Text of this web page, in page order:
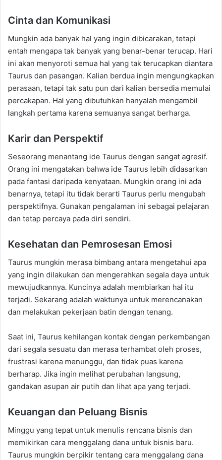
Cinta dan Komunikasi
Mungkin ada banyak hal yang ingin dibicarakan, tetapi
entah mengapa tak banyak yang benar-benar terucap. Hari
ini akan menyoroti semua hal yang tak terucapkan diantara
Taurus dan pasangan. Kalian berdua ingin mengungkapkan
perasaan, tetapi tak satu pun dari kalian bersedia memulai
percakapan. Hal yang dibutuhkan hanyalah mengambil
langkah pertama karena semuanya sangat berharga.
Karir dan Perspektif
Seseorang menantang ide Taurus dengan sangat agresif.
Orang ini mengatakan bahwa ide Taurus lebih didasarkan
pada fantasi daripada kenyataan. Mungkin orang ini ada
benarnya, tetapi itu tidak berarti Taurus perlu mengubah
perspektifnya. Gunakan pengalaman ini sebagai pelajaran
dan tetap percaya pada diri sendiri.
Kesehatan dan Pemrosesan Emosi
Taurus mungkin merasa bimbang antara mengetahui apa
yang ingin dilakukan dan mengerahkan segala daya untuk
mewujudkannya. Kuncinya adalah membiarkan hal itu
terjadi. Sekarang adalah waktunya untuk merencanakan
dan melakukan pekerjaan batin dengan tenang.
Saat ini, Taurus kehilangan kontak dengan perkembangan
dari segala sesuatu dan merasa terhambat oleh proses,
frustrasi karena menunggu, dan tidak puas karena
berharap. Jika ingin melihat perubahan langsung,
gandakan asupan air putih dan lihat apa yang terjadi.
Keuangan dan Peluang Bisnis
Minggu yang tepat untuk menulis rencana bisnis dan
memikirkan cara menggalang dana untuk bisnis baru.
Taurus mungkin berpikir tentang cara menggalang dana